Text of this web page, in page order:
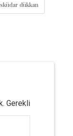
dükkan
Gerekli